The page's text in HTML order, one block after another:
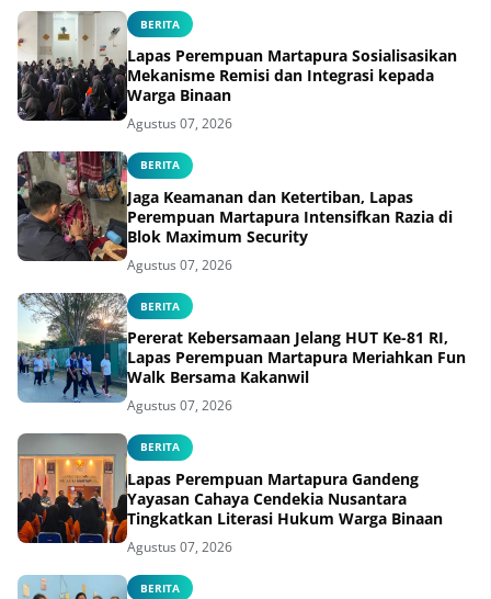
BERITA
Lapas Perempuan Martapura Sosialisasikan
Mekanisme Remisi dan Integrasi kepada
Warga Binaan
Agustus 07, 2026
BERITA
Jaga Keamanan dan Ketertiban, Lapas
Perempuan Martapura Intensifkan Razia di
Blok Maximum Security
Agustus 07, 2026
BERITA
Pererat Kebersamaan Jelang HUT Ke-81 RI,
Lapas Perempuan Martapura Meriahkan Fun
Walk Bersama Kakanwil
Agustus 07, 2026
BERITA
Lapas Perempuan Martapura Gandeng
Yayasan Cahaya Cendekia Nusantara
Tingkatkan Literasi Hukum Warga Binaan
Agustus 07, 2026
BERITA